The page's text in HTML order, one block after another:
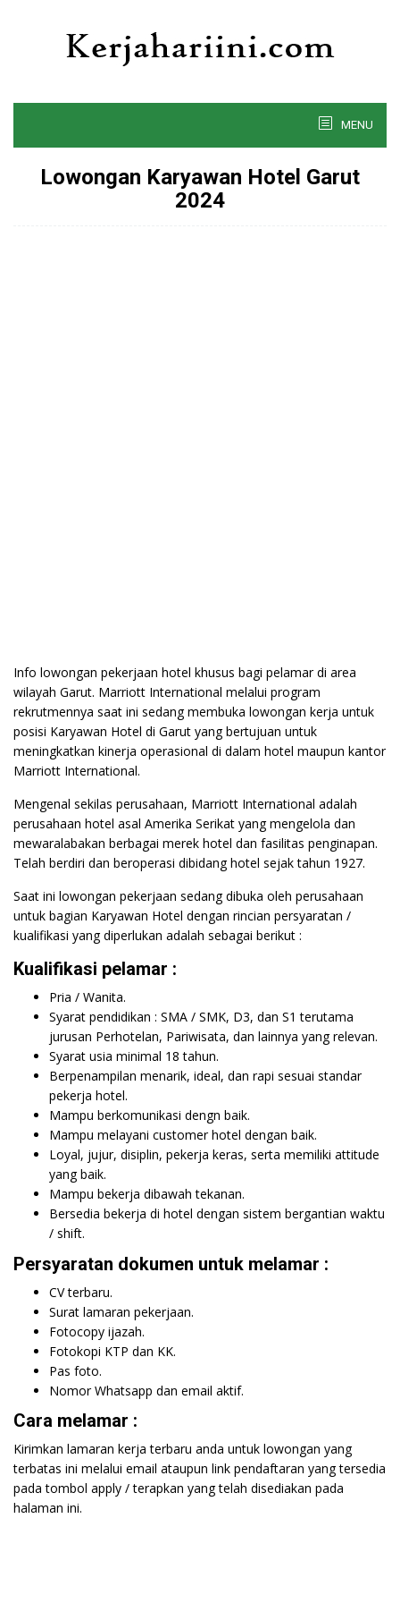
MENU
Lowongan Karyawan Hotel Garut
2024
Info lowongan pekerjaan hotel khusus bagi pelamar di area
wilayah Garut. Marriott International melalui program
rekrutmennya saat ini sedang membuka lowongan kerja untuk
posisi Karyawan Hotel di Garut yang bertujuan untuk
meningkatkan kinerja operasional di dalam hotel maupun kantor
Marriott International.
Mengenal sekilas perusahaan, Marriott International adalah
perusahaan hotel asal Amerika Serikat yang mengelola dan
mewaralabakan berbagai merek hotel dan fasilitas penginapan.
Telah berdiri dan beroperasi dibidang hotel sejak tahun 1927.
Saat ini lowongan pekerjaan sedang dibuka oleh perusahaan
untuk bagian Karyawan Hotel dengan rincian persyaratan /
kualifikasi yang diperlukan adalah sebagai berikut :
Kualifikasi pelamar :
Pria / Wanita.
Syarat pendidikan : SMA / SMK, D3, dan S1 terutama
jurusan Perhotelan, Pariwisata, dan lainnya yang relevan.
Syarat usia minimal 18 tahun.
Berpenampilan menarik, ideal, dan rapi sesuai standar
pekerja hotel.
Mampu berkomunikasi dengn baik.
Mampu melayani customer hotel dengan baik.
Loyal, jujur, disiplin, pekerja keras, serta memiliki attitude
yang baik.
Mampu bekerja dibawah tekanan.
Bersedia bekerja di hotel dengan sistem bergantian waktu
/ shift.
Persyaratan dokumen untuk melamar :
CV terbaru.
Surat lamaran pekerjaan.
Fotocopy ijazah.
Fotokopi KTP dan KK.
Pas foto.
Nomor Whatsapp dan email aktif.
Cara melamar :
Kirimkan lamaran kerja terbaru anda untuk lowongan yang
terbatas ini melalui email ataupun link pendaftaran yang tersedia
pada tombol apply / terapkan yang telah disediakan pada
halaman ini.